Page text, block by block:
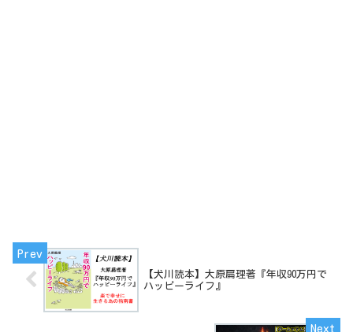
【犬川読本】大原扁理著『年収90万円で
ハッピーライフ』